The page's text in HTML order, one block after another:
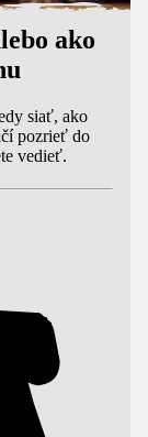
ako
siať, ako
pozrieť do
vedieť.